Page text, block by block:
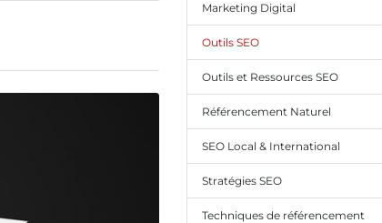
Marketing Digital
Outils SEO
Outils et Ressources SEO
Référencement Naturel
SEO Local & International
Stratégies SEO
Techniques de référencement